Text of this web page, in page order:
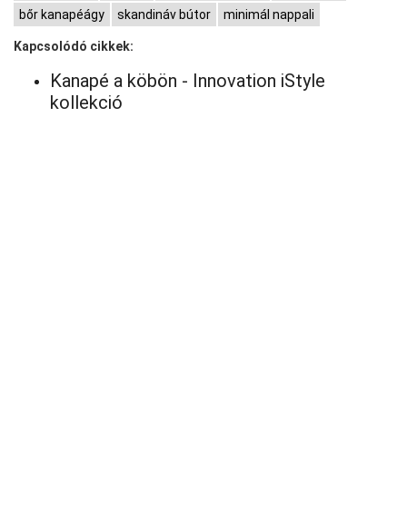
bőr kanapéágy
skandináv bútor minimál nappali
Kapcsolódó cikkek:
Kanapé a köbön - Innovation iStyle
kollekció